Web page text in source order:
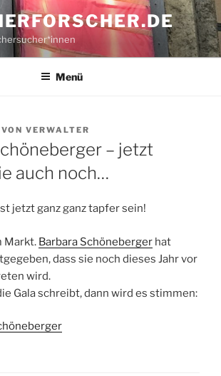
Menü
VON VERWALTER
– jetzt
auch noch…
jetzt ganz ganz tapfer sein!
Markt. Barbara Schöneberger hat
dass sie noch dieses Jahr vor
wird.
Gala schreibt, dann wird es stimmen: